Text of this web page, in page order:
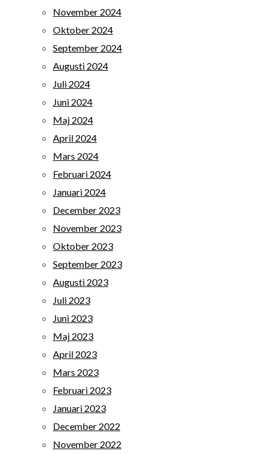
November 2024
Oktober 2024
September 2024
Augusti 2024
Juli 2024
Juni 2024
Maj 2024
April 2024
Mars 2024
Februari 2024
Januari 2024
December 2023
November 2023
Oktober 2023
September 2023
Augusti 2023
Juli 2023
Juni 2023
Maj 2023
April 2023
Mars 2023
Februari 2023
Januari 2023
December 2022
November 2022